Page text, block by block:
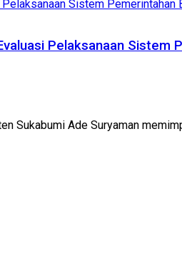
Pelaksanaan Sistem
Sukabumi Ade Suryaman